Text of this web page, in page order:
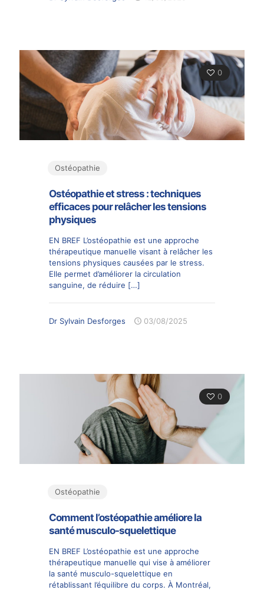
0
Ostéopathie
Ostéopathie et stress : techniques
efficaces pour relâcher les tensions
physiques
EN BREF L’ostéopathie est une approche
thérapeutique manuelle visant à relâcher les
tensions physiques causées par le stress.
Elle permet d’améliorer la circulation
sanguine, de réduire […]
Dr Sylvain Desforges 03/08/2025
0
Ostéopathie
Comment l’ostéopathie améliore la
santé musculo-squelettique
EN BREF L’ostéopathie est une approche
thérapeutique manuelle qui vise à améliorer
la santé musculo-squelettique en
rétablissant l’équilibre du corps. À Montréal,